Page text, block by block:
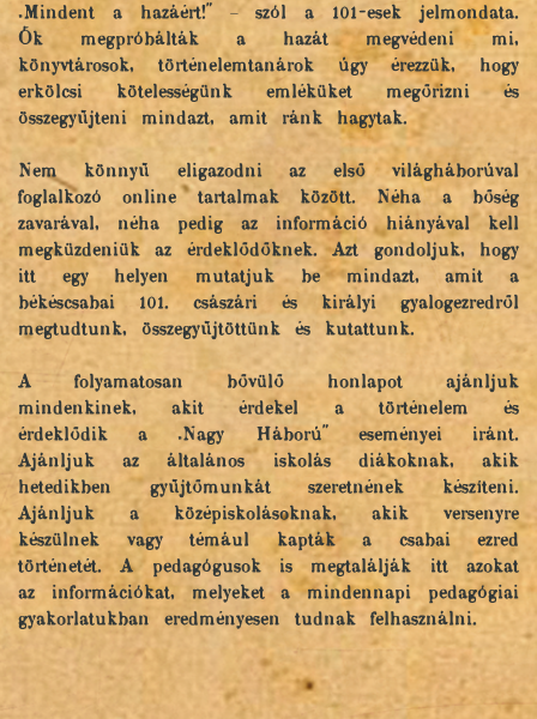
„Mindent a hazáért!" – szól a 101-esek jelmondata.
Ők megpróbálták a hazát megvédeni mi,
könyvtárosok, történelemtanárok úgy érezzük, hogy
erkölcsi kötelességünk emléküket megőrizni és
összegyűjteni mindazt, amit ránk hagytak.
Nem könnyű eligazodni az első világháborúval
foglalkozó online tartalmak között. Néha a bőség
zavarával, néha pedig az információ hiányával kell
megküzdeniük az érdeklődőknek. Azt gondoljuk, hogy
itt egy helyen mutatjuk be mindazt, amit a
békéscsabai 101. császári és királyi gyalogezredről
megtudtunk, összegyűjtöttünk és kutattunk.
A folyamatosan bővülő honlapot ajánljuk
mindenkinek, akit érdekel a történelem és
érdeklődik a „Nagy Háború" eseményei iránt.
Ajánljuk az általános iskolás diákoknak, akik
hetedikben gyűjtőmunkát szeretnének készíteni.
Ajánljuk a középiskolásoknak, akik versenyre
készülnek vagy témául kapták a csabai ezred
történetét. A pedagógusok is megtalálják itt azokat
az információkat, melyeket a mindennapi pedagógiai
gyakorlatukban eredményesen tudnak felhasználni.